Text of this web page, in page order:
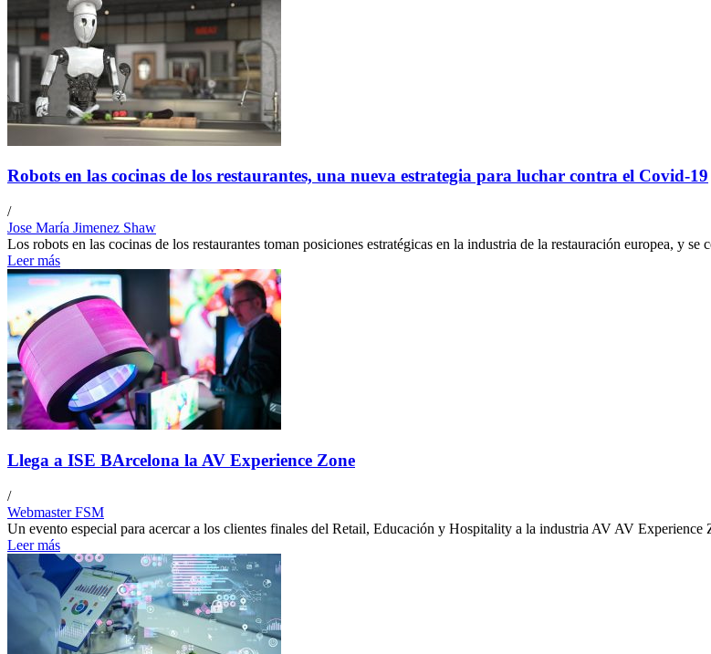
Robots en las cocinas de los restaurantes, una nueva estrategia para luchar contra el Covid-19
/
Jose María Jimenez Shaw
Los robots en las cocinas de los restaurantes toman posiciones estratégicas en la industria de la restauración europea, y se
Leer más
Llega a ISE BArcelona la AV Experience Zone
/
Webmaster FSM
Un evento especial para acercar a los clientes finales del Retail, Educación y Hospitality a la industria AV AV Experience
Leer más